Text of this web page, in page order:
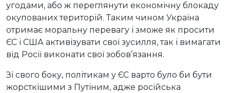
угодами, або ж переглянути економічну блокаду
окупованих територій. Таким чином Україна
отримає моральну перевагу і зможе як просити
ЄС і США активізувати свої зусилля, так і вимагати
від Росії виконати свої зобов’язання.
Зі свого боку, політикам у ЄС варто було би бути
жорсткішими з Путіним, адже російська